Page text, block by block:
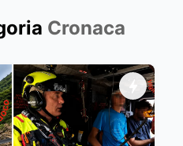
Cronaca